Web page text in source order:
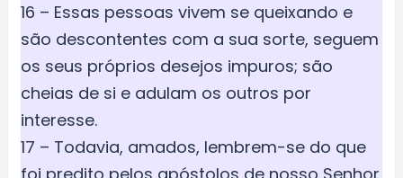
16 – Essas pessoas vivem se queixando e
são descontentes com a sua sorte, seguem
os seus próprios desejos impuros; são
cheias de si e adulam os outros por
interesse.
17 – Todavia, amados, lembrem-se do que